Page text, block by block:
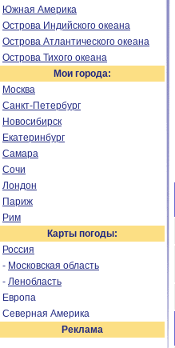
Южная Америка
Острова Индийского океана
Острова Атлантического океана
Острова Тихого океана
Мои города:
Москва
Санкт-Петербург
Новосибирск
Екатеринбург
Самара
Сочи
Лондон
Париж
Рим
Карты погоды:
Россия
- Московская область
- Ленобласть
Европа
Северная Америка
Реклама